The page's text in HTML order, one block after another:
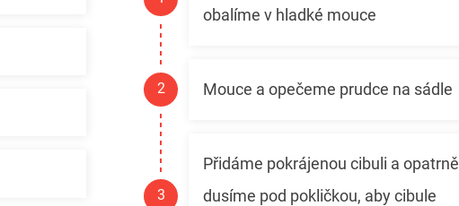
obalíme v hladké mouce
Mouce a opečeme prudce na sádle
Přidáme pokrájenou cibuli a opatrně
dusíme pod pokličkou, aby cibule